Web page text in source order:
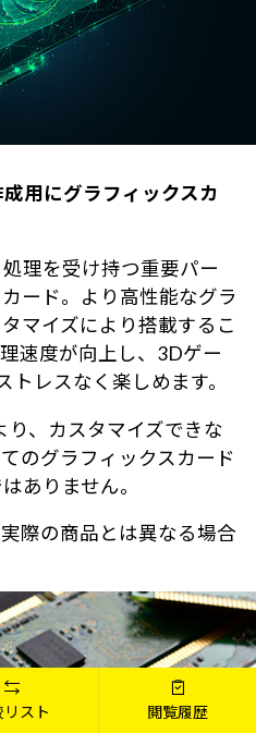
用にグラフィックスカ
理を受け持つ重要パー
ード。より高性能なグラ
マイズにより搭載するこ
速度が向上し、3Dゲー
レスなく楽しめます。
、カスタマイズできな
のグラフィックスカード
ありません。
際の商品とは異なる場合
リスト 閲覧履歴